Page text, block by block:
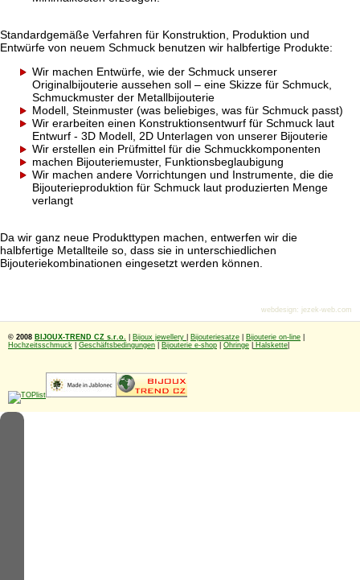
Standardgemäße Verfahren für Konstruktion, Produktion und
Entwürfe von neuem Schmuck benutzen wir halbfertige Produkte:
Wir machen Entwürfe, wie der Schmuck unserer
Originalbijouterie aussehen soll – eine Skizze für Schmuck,
Schmuckmuster der Metallbijouterie
Modell, Steinmuster (was beliebiges, was für Schmuck passt)
Wir erarbeiten einen Konstruktionsentwurf für Schmuck laut
Entwurf - 3D Modell, 2D Unterlagen von unserer Bijouterie
Wir erstellen ein Prüfmittel für die Schmuckkomponenten
machen Bijouteriemuster, Funktionsbeglaubigung
Wir machen andere Vorrichtungen und Instrumente, die die
Bijouterieproduktion für Schmuck laut produzierten Menge
verlangt
Da wir ganz neue Produkttypen machen, entwerfen wir die
halbfertige Metallteile so, dass sie in unterschiedlichen
Bijouteriekombinationen eingesetzt werden können.
© 2008 BIJOUX-TREND CZ s.r.o. Bijoux jewellery Bijouteriesatze Bijouterie on-line
Hochzeitsschmuck
Geschäftsbedingungen Bijouterie e-shop Ohringe Halskette
webdesign: jezek-web.com